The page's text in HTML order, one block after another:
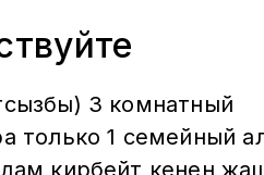
3 комнатный
только 1 семейный
кирбейт кенен